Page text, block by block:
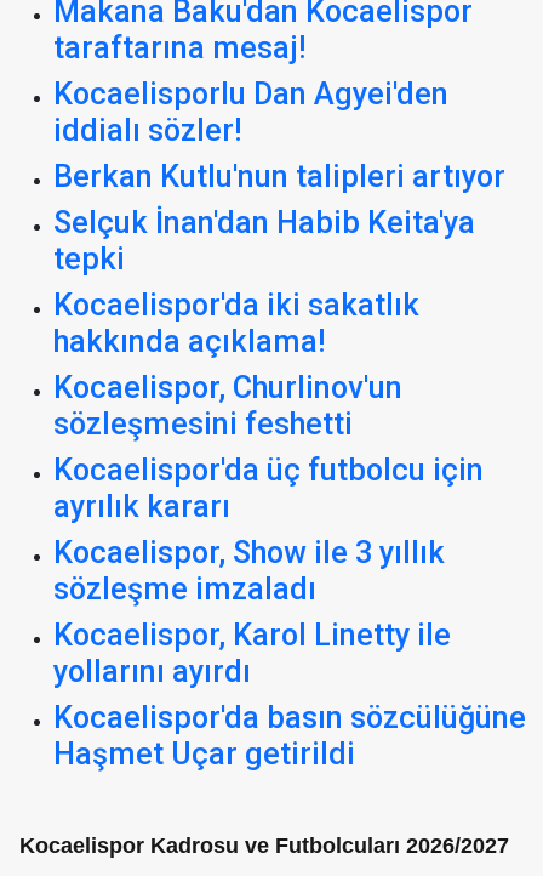
Makana Baku'dan Kocaelispor
taraftarına mesaj!
Kocaelisporlu Dan Agyei'den
iddialı sözler!
Berkan Kutlu'nun talipleri artıyor
Selçuk İnan'dan Habib Keita'ya
tepki
Kocaelispor'da iki sakatlık
hakkında açıklama!
Kocaelispor, Churlinov'un
sözleşmesini feshetti
Kocaelispor'da üç futbolcu için
ayrılık kararı
Kocaelispor, Show ile 3 yıllık
sözleşme imzaladı
Kocaelispor, Karol Linetty ile
yollarını ayırdı
Kocaelispor'da basın sözcülüğüne
Haşmet Uçar getirildi
Kocaelispor Kadrosu ve Futbolcuları 2026/2027